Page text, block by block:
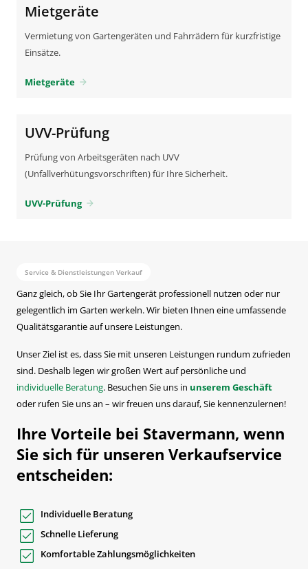
Mietgeräte
Vermietung von Gartengeräten und Fahrrädern für kurzfristige
Einsätze.
Mietgeräte arrow_forward
UVV-Prüfung
Prüfung von Arbeitsgeräten nach UVV
(Unfallverhütungsvorschriften) für Ihre Sicherheit.
UVV-Prüfung arrow_forward
Service & Dienstleistungen Verkauf
Ganz gleich, ob Sie Ihr Gartengerät professionell nutzen oder nur
gelegentlich im Garten werkeln. Wir bieten Ihnen eine umfassende
Qualitätsgarantie auf unsere Leistungen.
Unser Ziel ist es, dass Sie mit unseren Leistungen rundum zufrieden
sind. Deshalb legen wir großen Wert auf persönliche und
individuelle Beratung. Besuchen Sie uns in unserem Geschäft
oder rufen Sie uns an – wir freuen uns darauf, Sie kennenzulernen!
Ihre Vorteile bei Stavermann, wenn
Sie sich für unseren Verkaufservice
entscheiden:
Individuelle Beratung
Schnelle Lieferung
Komfortable Zahlungsmöglichkeiten